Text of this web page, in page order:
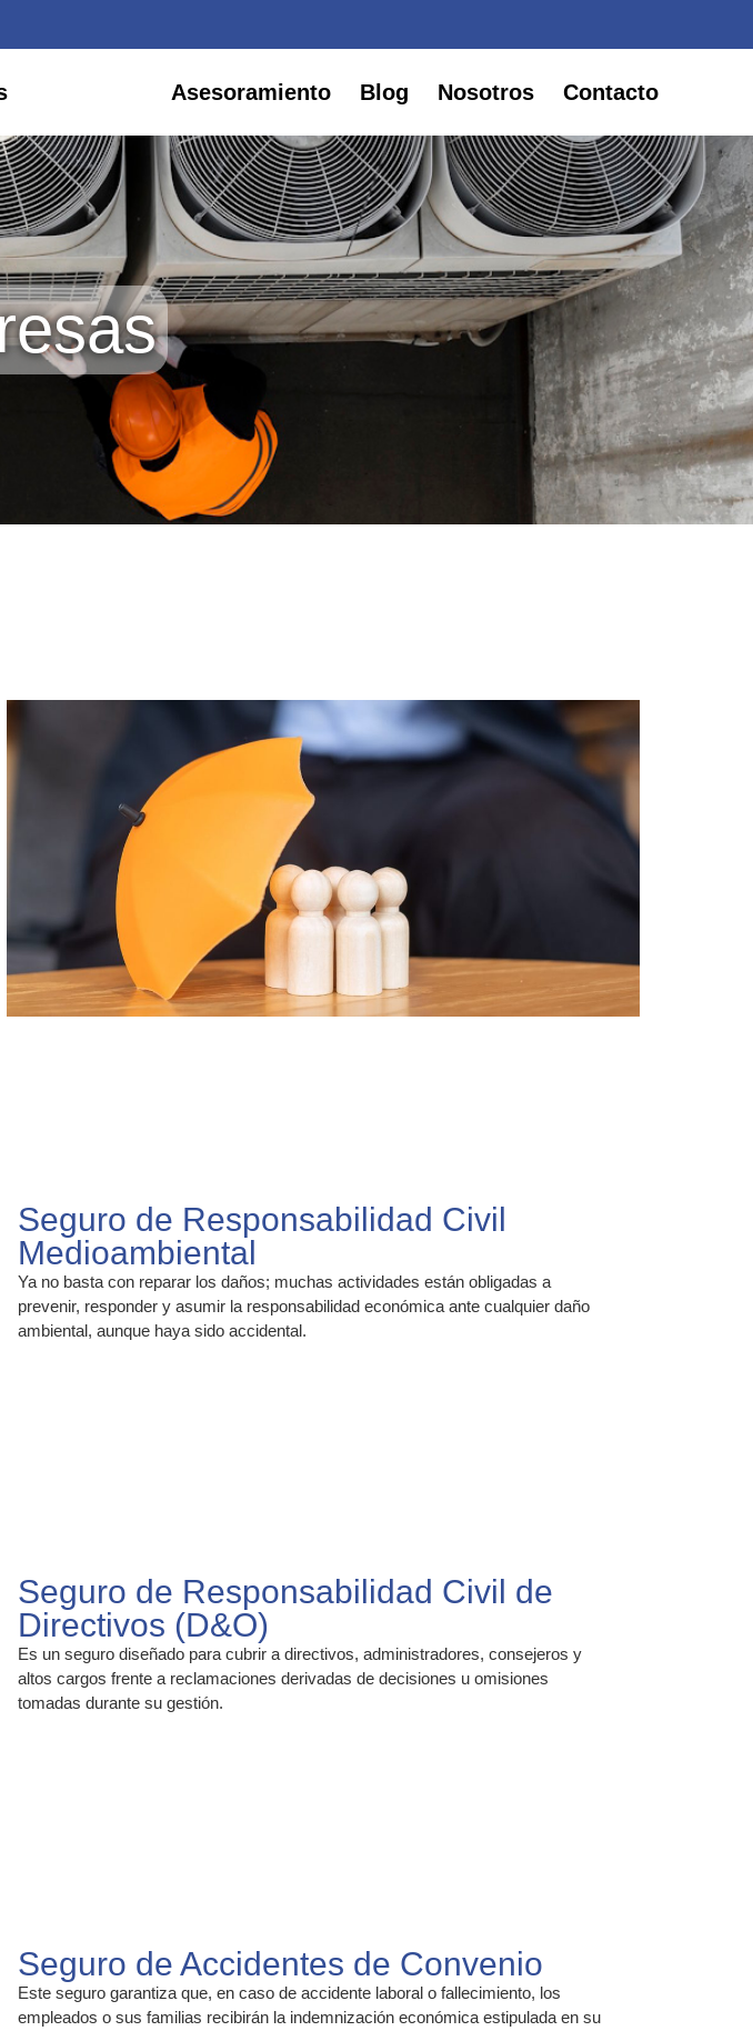
Asesoramiento Blog Nosotros Contacto
Seguro de Responsabilidad Civil
Medioambiental
Ya no basta con reparar los daños; muchas actividades están obligadas a
prevenir, responder y asumir la responsabilidad económica ante cualquier daño
ambiental, aunque haya sido accidental.
Seguro de Responsabilidad Civil de
Directivos (D&O)
Es un seguro diseñado para cubrir a directivos, administradores, consejeros y
altos cargos frente a reclamaciones derivadas de decisiones u omisiones
tomadas durante su gestión.
Seguro de Accidentes de Convenio
Este seguro garantiza que, en caso de accidente laboral o fallecimiento, los
empleados o sus familias recibirán la indemnización económica estipulada en su